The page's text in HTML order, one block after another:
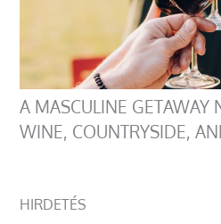
A MASCULINE GETAWAY
WINE, COUNTRYSIDE,
HIRDETÉS